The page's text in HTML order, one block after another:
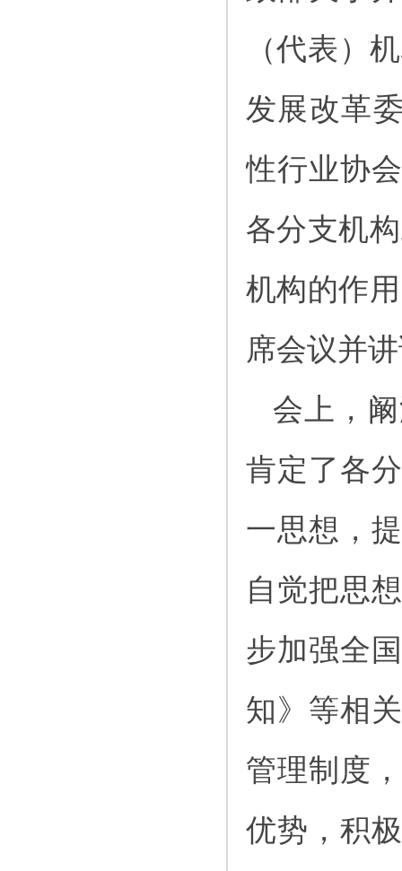
（代表）
发展改革
性行业协
各分支机
机构的作
席会议并
会上，
肯定了各
一思想，
自觉把思
步加强全
知》等相
管理制度
优势，积